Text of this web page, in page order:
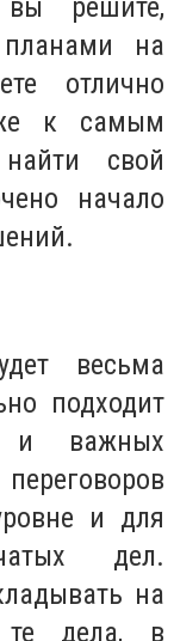
вы решите,
на
отлично
к самым
свой
начало
весьма
подходит
и важных
и для
дел.
на
те дела, в